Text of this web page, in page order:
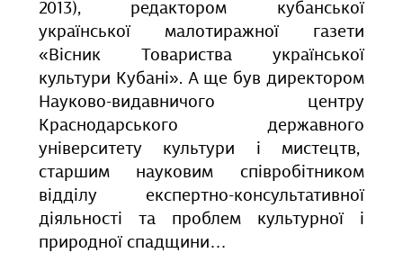
2013), редактором кубанської
української малотиражної газети
«Вісник Товариства української
культури Кубані». А ще був директором
Науково-видавничого центру
Краснодарського державного
університету культури і мистецтв,
старшим науковим співробітником
відділу експертно-консультативної
діяльності та проблем культурної і
природної спадщини…